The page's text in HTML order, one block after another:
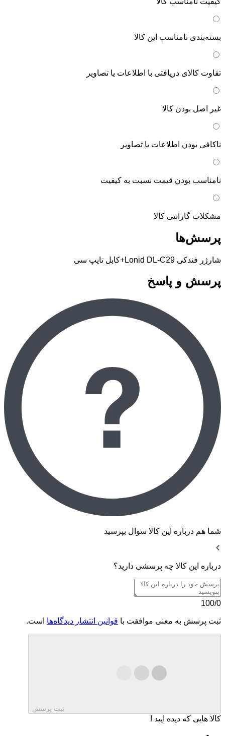
بسته‌بندی نامناسب این کالا
تفاوت کالای دریافتی با اطلاعات یا تصاویر
غیر اصل بودن کالا
ناکافی بودن اطلاعات یا تصاویر
نامناسب بودن قیمت نسبت به کیفیت
مشکلات گارانتی کالا
پرسش‌ها
شارژر فندکی Lonid DL-C29+کابل تایپ سی
پرسش و پاسخ
شما هم درباره این کالا سوال بپرسید
درباره این کالا چه پرسشی دارید؟
100/0
ثبت پرسش به معنی موافقت با قوانین انتشار دیدگاه‌ها است.
ثبت پرسش
کالا هایی که دیده ایید !